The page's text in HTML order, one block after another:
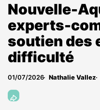
Nouvelle-
experts-
soutien des
difficulté
01/07/2026 Nathalie Vallez